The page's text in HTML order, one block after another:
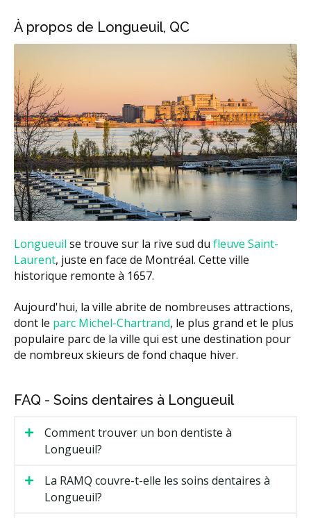
À propos de Longueuil, QC
Longueuil se trouve sur la rive sud du fleuve Saint-
Laurent, juste en face de Montréal. Cette ville
historique remonte à 1657.
Aujourd'hui, la ville abrite de nombreuses attractions,
dont le parc Michel-Chartrand, le plus grand et le plus
populaire parc de la ville qui est une destination pour
de nombreux skieurs de fond chaque hiver.
FAQ - Soins dentaires à Longueuil
Comment trouver un bon dentiste à
Longueuil?
La RAMQ couvre-t-elle les soins dentaires à
Longueuil?